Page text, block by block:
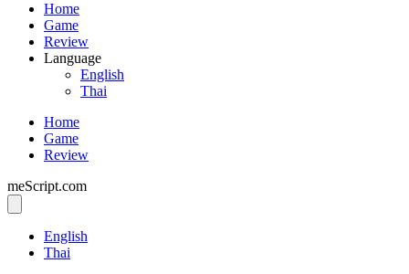
Home
Game
Review
Language
English
Thai
Home
Game
Review
meScript.com
English
Thai